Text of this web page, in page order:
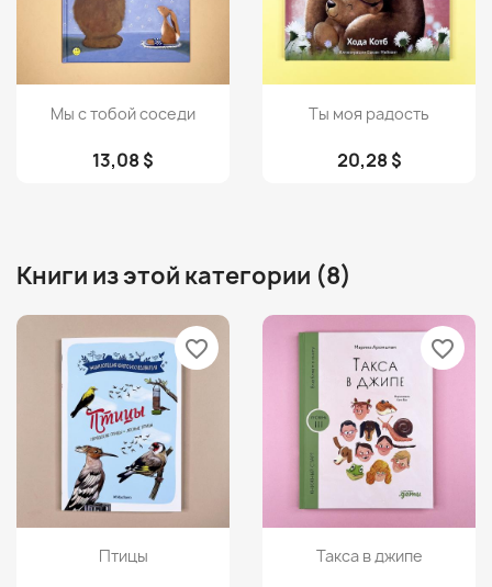
Просмотр
Мы с тобой соседи
13,08 $
Просмотр
Ты моя радость
20,28 $
Книги из этой категории (8)
Просмотр
Птицы
favorite_border
Просмотр
Такса в джипе
favorite_border